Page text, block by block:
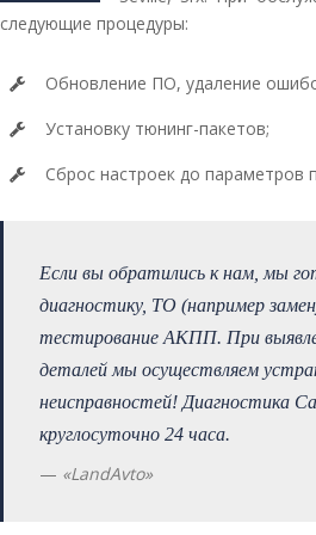
следующие процедуры:
Обновление ПО, удаление
Установку тюнинг-пакетов;
Сброс настроек до параметров
Если вы обратились к нам, мы
диагностику, ТО (например
тестирование АКПП. При
деталей мы осуществляем
неисправностей! Диагностика
круглосуточно 24 часа.
«LandAvto»